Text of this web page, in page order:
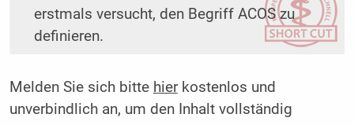
erstmals versucht, den Begriff ACOS zu
definieren.
Melden Sie sich bitte hierkostenlos und
unverbindlich an, um den Inhalt vollständig